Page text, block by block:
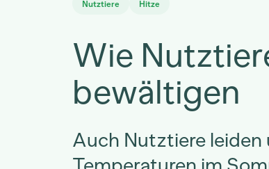
Nutztiere Hitze
Wie
bewältigen
Auch Nutztiere leiden